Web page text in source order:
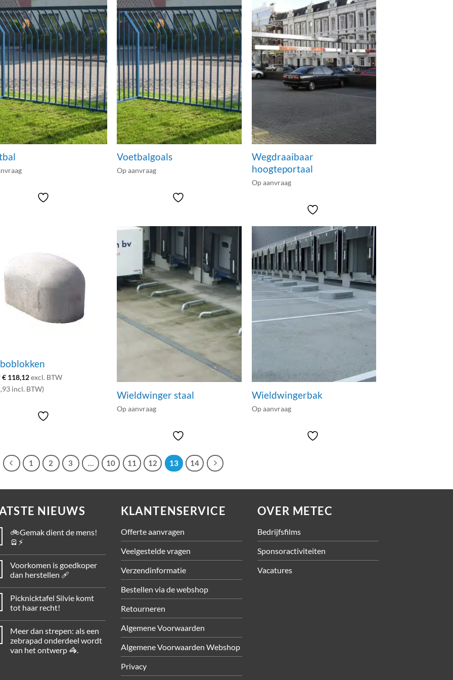
Voetbalgoals
Op aanvraag
Wegdraaibaar
hoogteportaal
Op aanvraag
€ 118,12excl. BTW
incl. BTW)
Wieldwinger staal
Op aanvraag
Wieldwingerbak
Op aanvraag
1 2 3 … 10 11 12 13 14
NIEUWS
🚲Gemak dient de mens!
🪫⚡
Voorkomen is goedkoper
dan herstellen 🩹
Picknicktafel Silvie komt
tot haar recht!
Meer dan strepen: als een
zebrapad onderdeel wordt
van het ontwerp 🦓.
KLANTENSERVICE
Offerte aanvragen
Veelgestelde vragen
Verzendinformatie
Bestellen via de webshop
Retourneren
Algemene Voorwaarden
Algemene Voorwaarden Webshop
Privacy
OVER METEC
Bedrijfsfilms
Sponsoractiviteiten
Vacatures